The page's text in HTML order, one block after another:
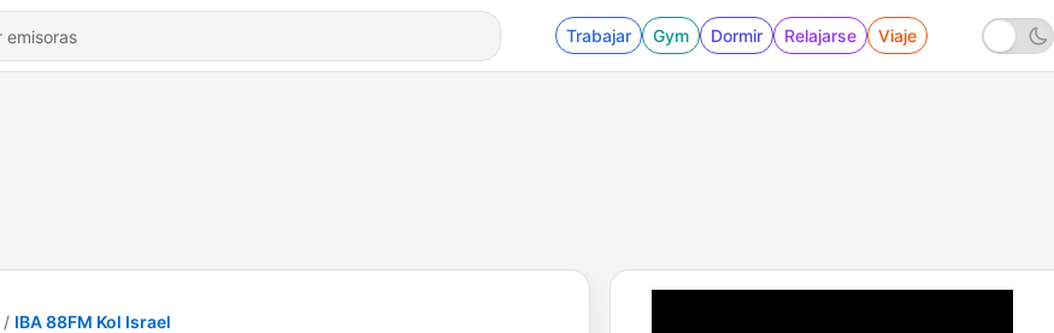
Trabajar Gym Dormir Relajarse Viaje
IBA 88FM Kol Israel